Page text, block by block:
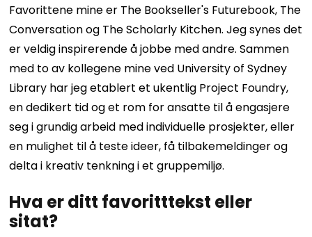
Favorittene mine er The Bookseller's Futurebook, The
Conversation og The Scholarly Kitchen. Jeg synes det
er veldig inspirerende å jobbe med andre. Sammen
med to av kollegene mine ved University of Sydney
Library har jeg etablert et ukentlig Project Foundry,
en dedikert tid og et rom for ansatte til å engasjere
seg i grundig arbeid med individuelle prosjekter, eller
en mulighet til å teste ideer, få tilbakemeldinger og
delta i kreativ tenkning i et gruppemiljø.
Hva er ditt favoritttekst eller
sitat?